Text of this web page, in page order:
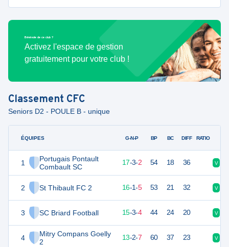
Bénévole de ce club ?
Activez l'espace de gestion
gratuitement pour votre club !
Classement CFC
Seniors D2 - POULE B - unique
ÉQUIPES
1
Portugais Pontault
Combault SC
2 St Thibault FC 2
3 SC Briard Football
4
Mitry Compans Goelly
2
G-N-P BP BC DIFF RATIO
54 17-3-2 54 18 36 V
49 16-1-5 53 21 32 V
47 15-3-4 44 24 20 V
40 22 13-2-7 60 37 23 V